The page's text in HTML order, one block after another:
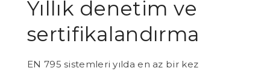
Yıllık denetim ve
sertifikalandırma
EN 795 sistemleri yılda en az bir kez